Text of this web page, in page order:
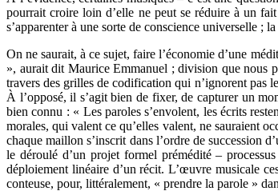
pourrait croire loin d’elle ne peut se réduire à un
s’apparenter à une sorte de conscience universelle ;
On ne saurait, à ce sujet, faire l’économie d’une
», aurait dit Maurice Emmanuel ; division que nous
travers des grilles de codification qui n’ignorent pas
À l’opposé, il s’agit bien de fixer, de capturer un
bien connu : « Les paroles s’envolent, les écrits
morales, qui valent ce qu’elles valent, ne sauraient
chaque maillon s’inscrit dans l’ordre de succession
le déroulé d’un projet formel prémédité –
déploiement linéaire d’un récit. L’œuvre musicale
conteuse, pour, littéralement, « prendre la parole »